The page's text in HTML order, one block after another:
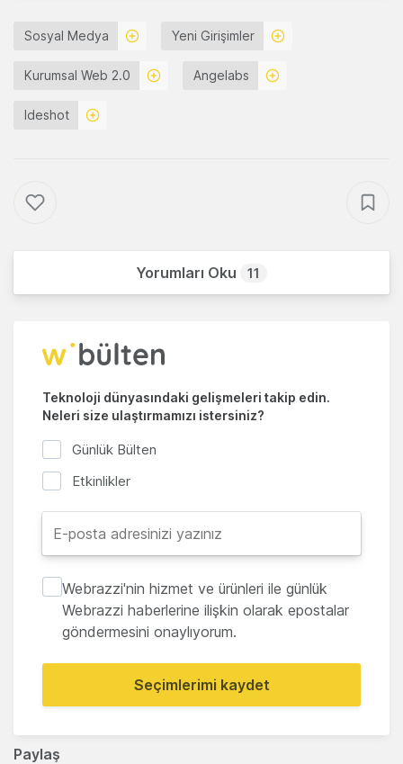
Paylaş
Sosyal Medya Yeni Girişimler
Kurumsal Web 2.0 Angelabs
Ideshot
Yorumları Oku 11
Teknoloji dünyasındaki gelişmeleri takip edin.
Neleri size ulaştırmamızı istersiniz?
Günlük Bülten
Etkinlikler
Webrazzi'nin hizmet ve ürünleri ile günlük
Webrazzi haberlerine ilişkin olarak epostalar
göndermesini onaylıyorum.
Seçimlerimi kaydet